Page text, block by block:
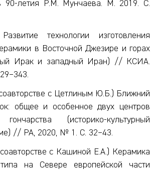
90-летия Р.М. Мунчаева. M. 2019. С.
технологии изготовления
в Восточной Джезире и горах
Ирак и западный Иран) // КСИА.
–343.
с Цетлиным Ю.Б.) Ближний
общее и особенное двух центров
(историко-культурный
// РА, 2020, № 1. С. 32–43.
с Кашиной Е.А.) Керамика
типа на Севере европейской части